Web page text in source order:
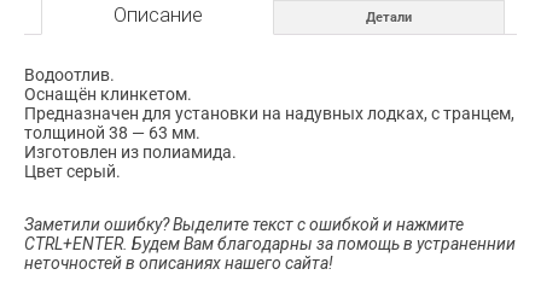
Описание Детали
Водоотлив.
Оснащён клинкетом.
Предназначен для установки на надувных лодках, с транцем,
толщиной 38 — 63 мм.
Изготовлен из полиамида.
Цвет серый.
Заметили ошибку? Выделите текст с ошибкой и нажмите
CTRL+ENTER. Будем Вам благодарны за помощь в устраненнии
неточностей в описаниях нашего сайта!